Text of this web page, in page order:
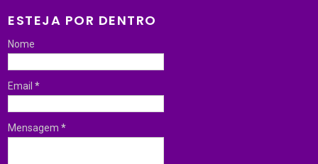
ESTEJA POR DENTRO
Nome
Email*
Mensagem*